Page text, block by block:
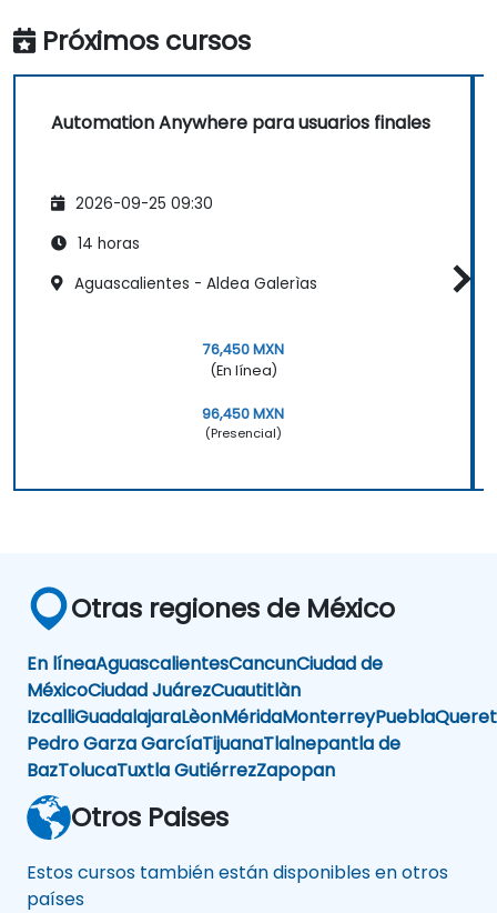
Próximos cursos
Automation Anywhere para usuarios finales
2026-09-25 09:30
14 horas
Aguascalientes - Aldea Galerìas
76,450 MXN
(En línea)
96,450 MXN
(Presencial)
Otras regiones de México
En líneaAguascalientesCancunCiudad de
MéxicoCiudad JuárezCuautitlàn
IzcalliGuadalajaraLèonMéridaMonterreyPuebla
Pedro Garza GarcíaTijuanaTlalnepantla de
BazTolucaTuxtla GutiérrezZapopan
Otros Paises
Estos cursos también están disponibles en otros
países